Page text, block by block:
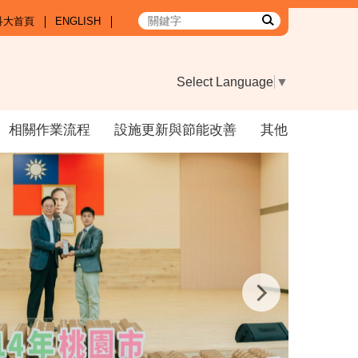
大首頁 ENGLISH
Select Language ▼
相關作業流程 設施更新與節能改善 其他